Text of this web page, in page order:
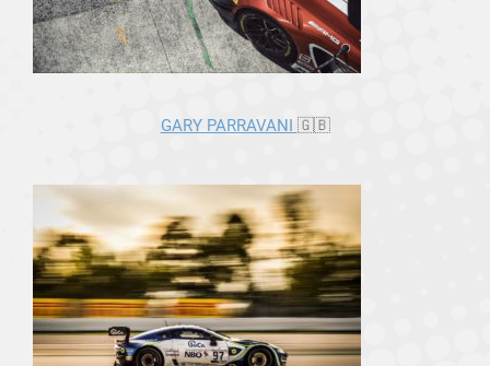
GARY PARRAVANI 🇬🇧